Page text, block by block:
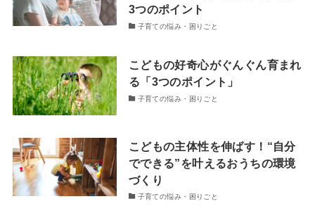
3つのポイント
子育ての悩み・困りごと
こどもの好奇心がぐんぐん育まれ
る「3つのポイント」
子育ての悩み・困りごと
こどもの主体性を伸ばす！“自分
でできる”を叶えるおうちの環境
づくり
子育ての悩み・困りごと